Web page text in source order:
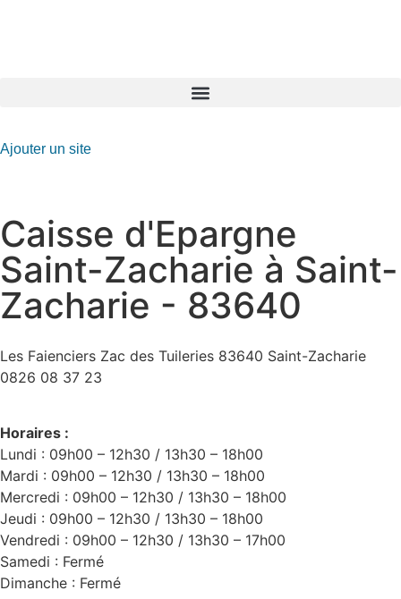
Ajouter un site
Caisse d'Epargne
Saint-Zacharie à Saint-
Zacharie - 83640
Les Faienciers Zac des Tuileries 83640 Saint-Zacharie
0826 08 37 23
Horaires :
Lundi : 09h00 – 12h30 / 13h30 – 18h00
Mardi : 09h00 – 12h30 / 13h30 – 18h00
Mercredi : 09h00 – 12h30 / 13h30 – 18h00
Jeudi : 09h00 – 12h30 / 13h30 – 18h00
Vendredi : 09h00 – 12h30 / 13h30 – 17h00
Samedi : Fermé
Dimanche : Fermé